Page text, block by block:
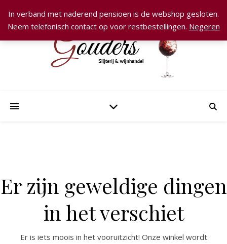
Er zijn geweldige dingen
in het verschiet
Er is iets moois in het vooruitzicht! Onze winkel wordt
In verband met naderend pensioen is de webshop gesloten.
Neem telefonisch contact op voor restbestellingen. Negeren